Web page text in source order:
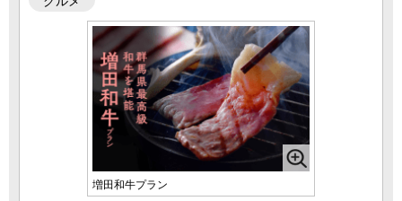
増田和牛プラン